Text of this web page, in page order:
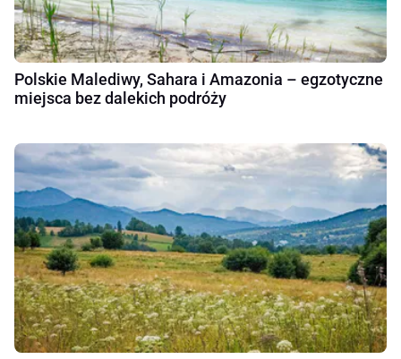
Polskie Malediwy, Sahara i Amazonia – egzotyczne
miejsca bez dalekich podróży